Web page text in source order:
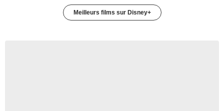
Meilleurs films sur Disney+